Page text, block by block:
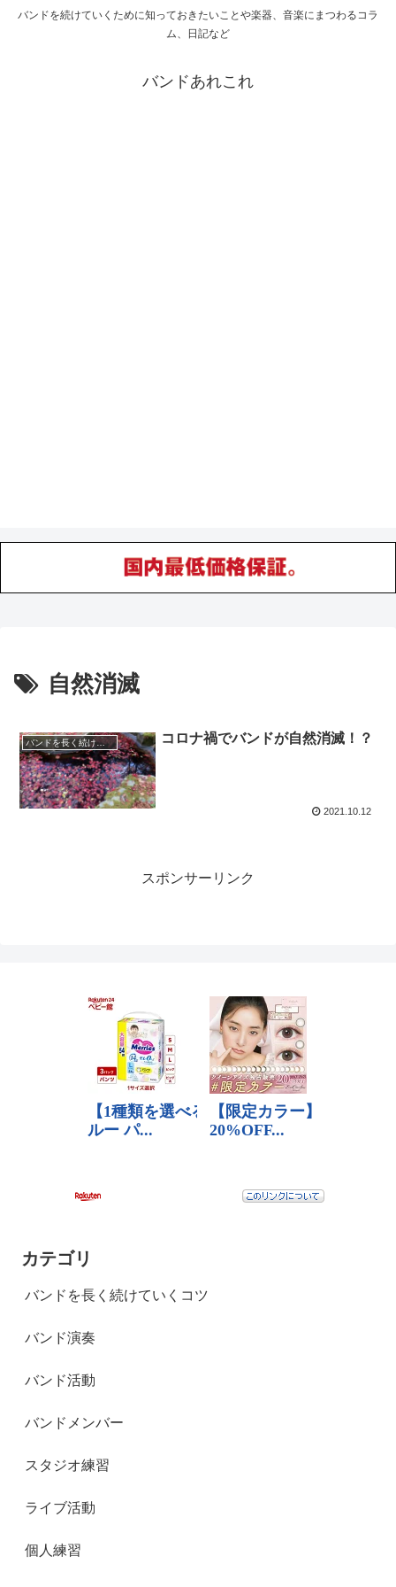
バンドを続けていくために知っておきたいことや楽器、音楽にまつわるコラ
ム、日記など
バンドあれこれ
自然消滅
バンドを長く続けていくコツ コロナ禍でバンドが自然消滅！？
2021.10.12
スポンサーリンク
カテゴリ
バンドを長く続けていくコツ
バンド演奏
バンド活動
バンドメンバー
スタジオ練習
ライブ活動
個人練習